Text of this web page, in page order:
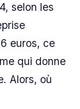
selon les
euros, ce
qui donne
Alors, où